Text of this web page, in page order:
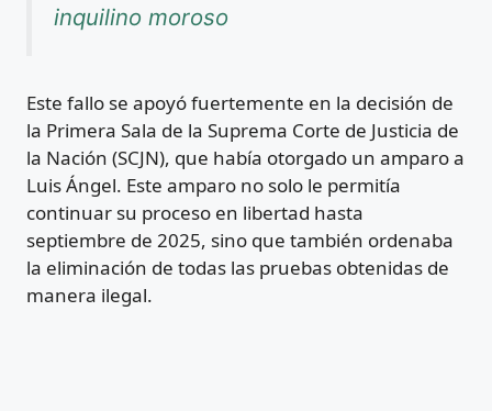
inquilino moroso
Este fallo se apoyó fuertemente en la decisión de
la Primera Sala de la Suprema Corte de Justicia de
la Nación (SCJN), que había otorgado un amparo a
Luis Ángel. Este amparo no solo le permitía
continuar su proceso en libertad hasta
septiembre de 2025, sino que también ordenaba
la eliminación de todas las pruebas obtenidas de
manera ilegal.